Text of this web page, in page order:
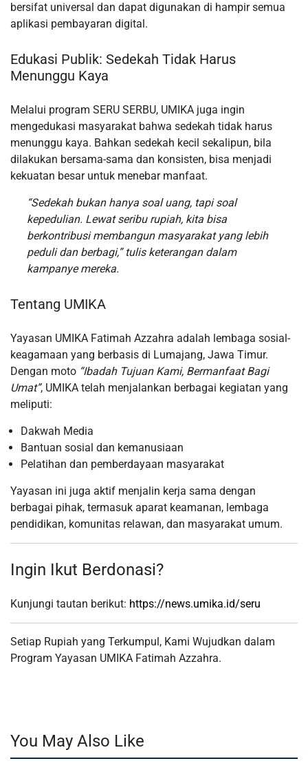
bersifat universal dan dapat digunakan di hampir semua
aplikasi pembayaran digital.
Edukasi Publik: Sedekah Tidak Harus
Menunggu Kaya
Melalui program SERU SERBU, UMIKA juga ingin
mengedukasi masyarakat bahwa sedekah tidak harus
menunggu kaya. Bahkan sedekah kecil sekalipun, bila
dilakukan bersama-sama dan konsisten, bisa menjadi
kekuatan besar untuk menebar manfaat.
“Sedekah bukan hanya soal uang, tapi soal
kepedulian. Lewat seribu rupiah, kita bisa
berkontribusi membangun masyarakat yang lebih
peduli dan berbagi,” tulis keterangan dalam
kampanye mereka.
Tentang UMIKA
Yayasan UMIKA Fatimah Azzahra adalah lembaga sosial-
keagamaan yang berbasis di Lumajang, Jawa Timur.
Dengan moto “Ibadah Tujuan Kami, Bermanfaat Bagi
Umat”, UMIKA telah menjalankan berbagai kegiatan yang
meliputi:
Dakwah Media
Bantuan sosial dan kemanusiaan
Pelatihan dan pemberdayaan masyarakat
Yayasan ini juga aktif menjalin kerja sama dengan
berbagai pihak, termasuk aparat keamanan, lembaga
pendidikan, komunitas relawan, dan masyarakat umum.
Ingin Ikut Berdonasi?
Kunjungi tautan berikut: https://news.umika.id/seru
Setiap Rupiah yang Terkumpul, Kami Wujudkan dalam
Program Yayasan UMIKA Fatimah Azzahra.
You May Also Like